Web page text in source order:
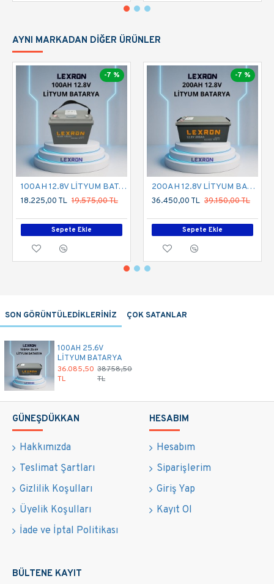
AYNI MARKADAN DIĞER ÜRÜNLER
-7 %
100AH 12.8V LİTYUM BATARYA
18.225,00 TL 19.575,00 TL
Sepete Ekle
-7 %
200AH 12.8V LİTYUM BATARYA
36.450,00 TL 39.150,00 TL
Sepete Ekle
SON GÖRÜNTÜLEDİKLERİNİZ ÇOK SATANLAR
100AH 25.6V
LİTYUM BATARYA
36.085,50
TL
38.758,50
TL
GÜNEŞDÜKKAN
Hakkımızda
Teslimat Şartları
Gizlilik Koşulları
Üyelik Koşulları
İade ve İptal Politikası
HESABIM
Hesabım
Siparişlerim
Giriş Yap
Kayıt Ol
BÜLTENE KAYIT